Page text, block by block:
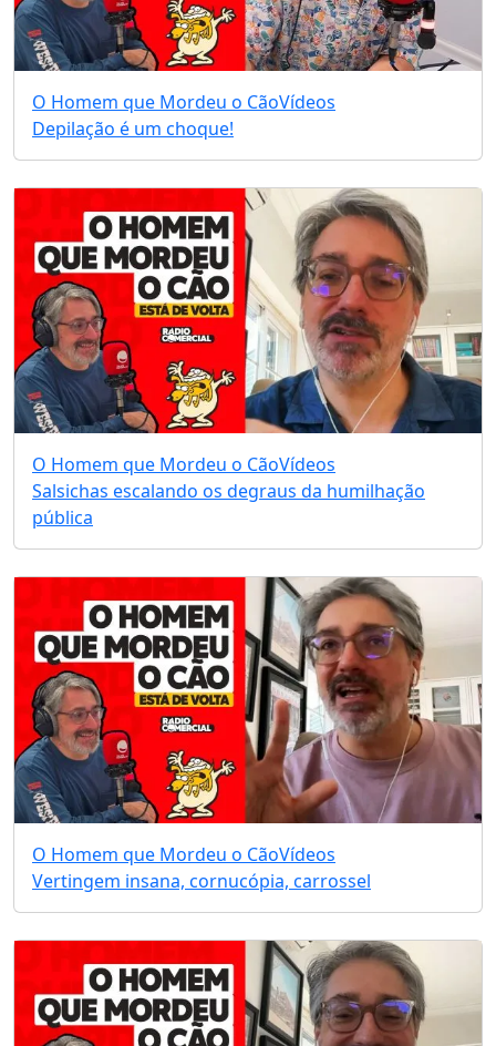
O Homem que Mordeu o CãoVídeos
Depilação é um choque!
O Homem que Mordeu o CãoVídeos
Salsichas escalando os degraus da humilhação
pública
O Homem que Mordeu o CãoVídeos
Vertingem insana, cornucópia, carrossel